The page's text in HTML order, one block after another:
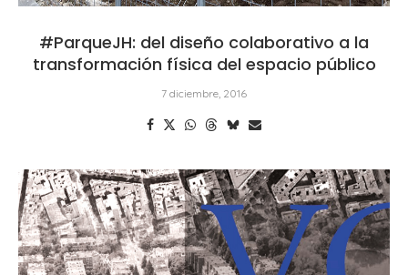
#ParqueJH: del diseño colaborativo a la
transformación física del espacio público
7 diciembre, 2016